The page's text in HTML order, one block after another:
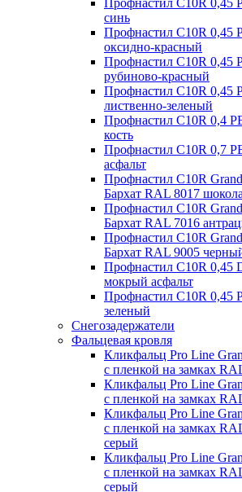
Профнастил С10R 0,45
синь
Профнастил С10R 0,45
оксидно-красный
Профнастил С10R 0,45
рубиново-красный
Профнастил С10R 0,45
лиственно-зеленый
Профнастил С10R 0,4
кость
Профнастил С10R 0,7
асфальт
Профнастил С10R
Бархат RAL 8017
Профнастил С10R
Бархат RAL 7016
Профнастил С10R
Бархат RAL 9005
Профнастил С10R 0,45
мокрый асфальт
Профнастил С10R 0,45
зеленый
Снегозадержатели
Фальцевая кровля
Кликфальц Pro Line
с пленкой на замках
Кликфальц Pro Line
с пленкой на замках
Кликфальц Pro Line
с пленкой на замках
серый
Кликфальц Pro Line
с пленкой на замках
серый